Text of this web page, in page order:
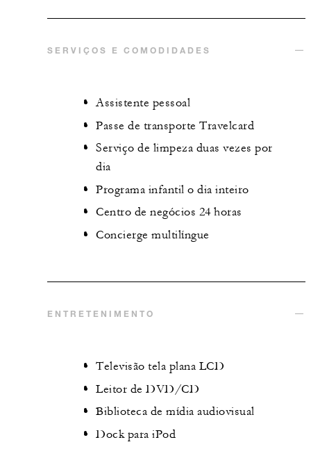
SERVIÇOS E COMODIDADES
Assistente pessoal
Passe de transporte Travelcard
Serviço de limpeza duas vezes por
dia
Programa infantil o dia inteiro
Centro de negócios 24 horas
Concierge multilíngue
ENTRETENIMENTO
Televisão tela plana LCD
Leitor de DVD/CD
Biblioteca de mídia audiovisual
Dock para iPod